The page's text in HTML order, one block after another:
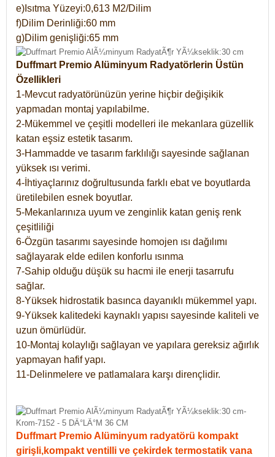
e)Isıtma Yüzeyi:0,613 M2/Dilim
f)Dilim Derinliği:60 mm
g)Dilim genişliği:65 mm
Duffmart Premio Alüminyum Radyatörlerin Üstün
Özellikleri
1-Mevcut radyatörünüzün yerine hiçbir değişikik
yapmadan montaj yapılabilme.
2-Mükemmel ve çeşitli modelleri ile mekanlara güzellik
katan eşsiz estetik tasarım.
3-Hammadde ve tasarım farklılığı sayesinde sağlanan
yüksek ısı verimi.
4-İhtiyaçlarınız doğrultusunda farklı ebat ve boyutlarda
üretilebilen esnek boyutlar.
5-Mekanlarınıza uyum ve zenginlik katan geniş renk
çeşitliliği
6-Özgün tasarımı sayesinde homojen ısı dağılımı
sağlayarak elde edilen konforlu ısınma
7-Sahip olduğu düşük su hacmi ile enerji tasarrufu
sağlar.
8-Yüksek hidrostatik basınca dayanıklı mükemmel yapı.
9-Yüksek kalitedeki kaynaklı yapısı sayesinde kaliteli ve
uzun ömürlüdür.
10-Montaj kolaylığı sağlayan ve yapılara gereksiz ağırlık
yapmayan hafif yapı.
11-Delinmelere ve patlamalara karşı dirençlidir.
Duffmart Premio Alüminyum radyatörü kompakt
girişli,kompakt ventilli ve çekirdek termostatik vana